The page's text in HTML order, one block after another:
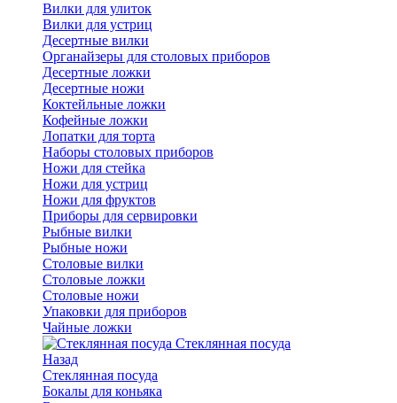
Вилки для улиток
Вилки для устриц
Десертные вилки
Органайзеры для столовых приборов
Десертные ложки
Десертные ножи
Коктейльные ложки
Кофейные ложки
Лопатки для торта
Наборы столовых приборов
Ножи для стейка
Ножи для устриц
Ножи для фруктов
Приборы для сервировки
Рыбные вилки
Рыбные ножи
Столовые вилки
Столовые ложки
Столовые ножи
Упаковки для приборов
Чайные ложки
Стеклянная посуда
Назад
Стеклянная посуда
Бокалы для коньяка